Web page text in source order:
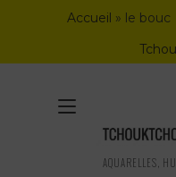
Accueil » le bouc
AQUARELLES,
Toggle